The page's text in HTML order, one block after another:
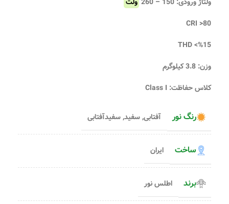
CRI >80
THD <%15
وزن: 3.8 کیلوگرم
کلاس حفاظت: Class I
رنگ نور آفتابی,سفید,سفیدآفتابی
ساخت ایران
برند اطلس نور